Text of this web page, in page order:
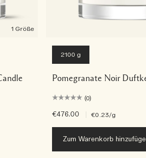
1 Größe
2100 g
Pomegranate Noir
(0)
€476.00 €0.23/g
Zum Warenkorb